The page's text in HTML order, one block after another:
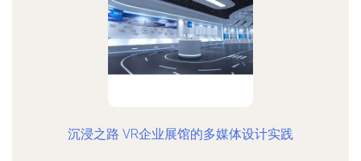
沉浸之路 VR企业展馆的多媒体设计实践